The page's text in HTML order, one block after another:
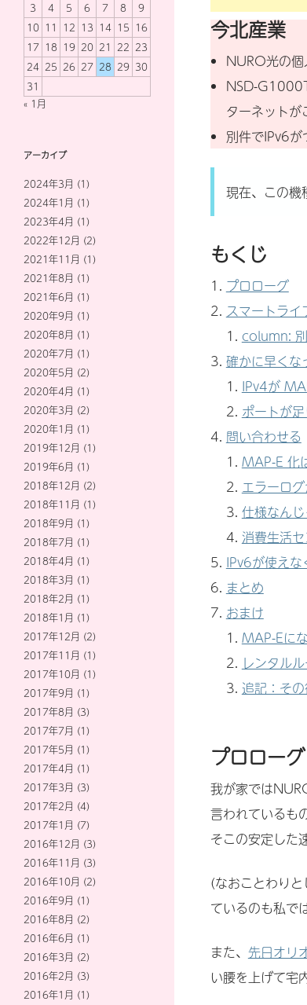
今北産業
NURO光の
NSD-
ターネットが
別件でIPv6が
現在、この機
もくじ
プロローグ
スマートライ
column:
確かに早く
IPv4が
ポートが
問い合わせる
MAP-E 化
エラーロ
仕様なん
消費生活
IPv6が使えな
まとめ
おまけ
MAP-Eに
レンタル
追記：そ
プロローグ
我が家では
言われているも
そこの安定した
(なおことわり
ているのも私で
また、 先日オリ
い腰を上げて宅
3
4 5 6 7 8
9
10 11 12 13 14 15 16
17 18 19 20 21 22 23
24 25 26 27 28 29 30
31
« 1月
アーカイブ
2024年3月 (1)
2024年1月 (1)
2023年4月 (1)
2022年12月 (2)
2021年11月 (1)
2021年8月 (1)
2021年6月 (1)
2020年9月 (1)
2020年8月 (1)
2020年7月 (1)
2020年5月 (2)
2020年4月 (1)
2020年3月 (2)
2020年1月 (1)
2019年12月 (1)
2019年6月 (1)
2018年12月 (2)
2018年11月 (1)
2018年9月 (1)
2018年7月 (1)
2018年4月 (1)
2018年3月 (1)
2018年2月 (1)
2018年1月 (1)
2017年12月 (2)
2017年11月 (1)
2017年10月 (1)
2017年9月 (1)
2017年8月 (3)
2017年7月 (1)
2017年5月 (1)
2017年4月 (1)
2017年3月 (3)
2017年2月 (4)
2017年1月 (7)
2016年12月 (3)
2016年11月 (3)
2016年10月 (2)
2016年9月 (1)
2016年8月 (2)
2016年6月 (1)
2016年3月 (2)
2016年2月 (3)
2016年1月 (1)